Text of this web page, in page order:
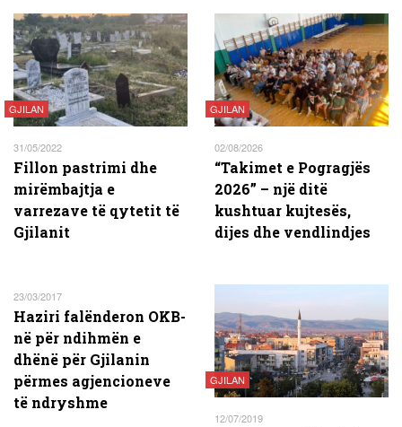
GJILAN
31/05/2022
Fillon pastrimi dhe
mirëmbajtja e
varrezave të qytetit të
Gjilanit
GJILAN
02/08/2026
“Takimet e Pogragjës
2026” – një ditë
kushtuar kujtesës,
dijes dhe vendlindjes
23/03/2017
Haziri falënderon OKB-
në për ndihmën e
dhënë për Gjilanin
përmes agjencioneve
të ndryshme
GJILAN
12/07/2019